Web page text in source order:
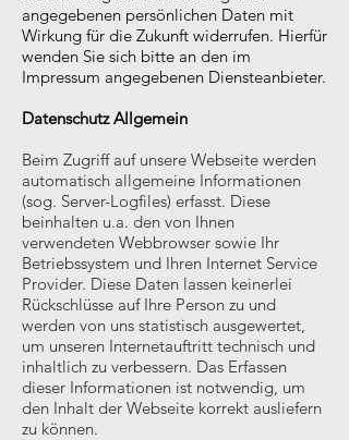
angegebenen persönlichen Daten mit
Wirkung für die Zukunft widerrufen. Hierfür
wenden Sie sich bitte an den im
Impressum angegebenen Diensteanbieter.
Datenschutz Allgemein
Beim Zugriff auf unsere Webseite werden
automatisch allgemeine Informationen
(sog. Server-Logfiles) erfasst. Diese
beinhalten u.a. den von Ihnen
verwendeten Webbrowser sowie Ihr
Betriebssystem und Ihren Internet Service
Provider. Diese Daten lassen keinerlei
Rückschlüsse auf Ihre Person zu und
werden von uns statistisch ausgewertet,
um unseren Internetauftritt technisch und
inhaltlich zu verbessern. Das Erfassen
dieser Informationen ist notwendig, um
den Inhalt der Webseite korrekt ausliefern
zu können.